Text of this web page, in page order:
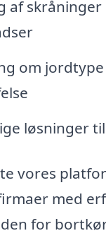
af
om
løsninger
vores
med
for